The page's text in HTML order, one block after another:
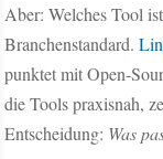
Aber: Welches Tool
Branchenstandard.
punktet mit Open-
die Tools praxisnah,
Entscheidung: Was